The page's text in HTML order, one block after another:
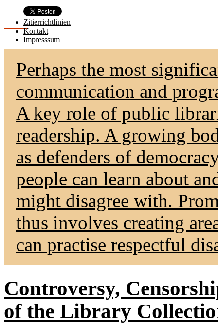
Zitierrichtlinien
Kontakt
Impresssum
Perhaps the most
communication and
A key role of public
readership. A growing
as defenders of
people can learn about
might disagree with.
thus involves creating
can practise respectful
Controversy,
of the Library